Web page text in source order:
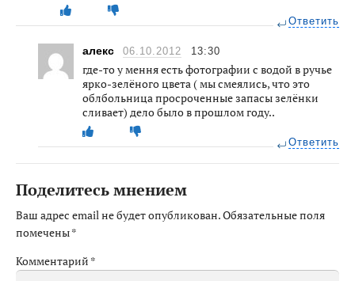
Ответить
алекс 06.10.2012 13:30
где-то у мення есть фотографии с водой в ручье
ярко-зелёного цвета ( мы смеялись, что это
облбольница просроченные запасы зелёнки
сливает) дело было в прошлом году..
Ответить
Поделитесь мнением
Ваш адрес email не будет опубликован.Обязательные поля
помечены*
Комментарий *